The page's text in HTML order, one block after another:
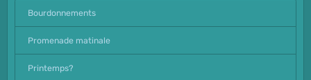
Bourdonnements
Promenade matinale
Printemps?